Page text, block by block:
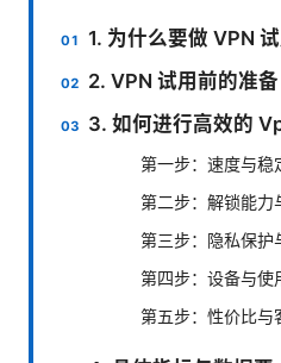
1. 为什么要做 VPN
2. VPN 试用前的准备
3. 如何进行高效的
第一步：速度与稳
第二步：解锁能力
第三步：隐私保护
第四步：设备与使
第五步：性价比与